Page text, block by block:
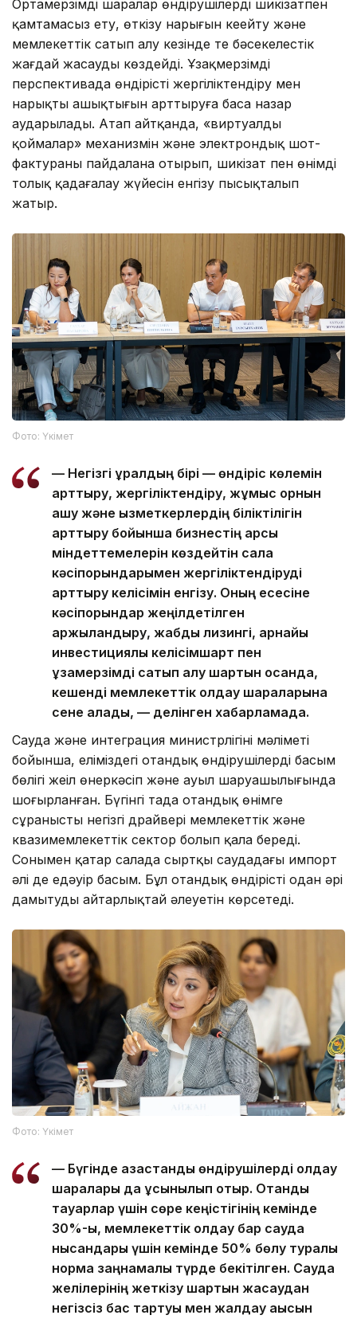
Ортамерзімді шаралар өндірушілерді шикізатпен
қамтамасыз ету, өткізу нарығын кеңейту және
мемлекеттік сатып алу кезінде тең бәсекелестік
жағдай жасауды көздейді. Ұзақмерзімді
перспективада өндірісті жергіліктендіру мен
нарықтың ашықтығын арттыруға баса назар
аударылады. Атап айтқанда, «виртуалды
қоймалар» механизмін және электрондық шот-
фактураны пайдалана отырып, шикізат пен өнімді
толық қадағалау жүйесін енгізу пысықталып
жатыр.
Фото: Үкімет
— Негізгі құралдың бірі — өндіріс көлемін
арттыру, жергіліктендіру, жұмыс орнын
ашу және қызметкерлердің біліктілігін
арттыру бойынша бизнестің қарсы
міндеттемелерін көздейтін сала
кәсіпорындарымен жергіліктендіруді
арттыру келісімін енгізу. Оның есесіне
кәсіпорындар жеңілдетілген
қаржыландыру, жабдық лизингі, арнайы
инвестициялық келісімшарт пен
ұзақмерзімді сатып алу шартын қосқанда,
кешенді мемлекеттік қолдау шараларына
сене алады, — делінген хабарламада.
Сауда және интеграция министрлігінің мәліметі
бойынша, еліміздегі отандық өндірушілердің басым
бөлігі жеңіл өнеркәсіп және ауыл шаруашылығында
шоғырланған. Бүгінгі таңда отандық өнімге
сұраныстың негізгі драйвері мемлекеттік және
квазимемлекеттік сектор болып қала береді.
Сонымен қатар салада сыртқы саудадағы импорт
әлі де едәуір басым. Бұл отандық өндірісті одан әрі
дамытудың айтарлықтай әлеуетін көрсетеді.
Фото: Үкімет
— Бүгінде қазақстандық өндірушілерді қолдау
шаралары да ұсынылып отыр. Отандық
тауарлар үшін сөре кеңістігінің кемінде
30%-ы, мемлекеттік қолдау бар сауда
нысандары үшін кемінде 50% бөлу туралы
норма заңнамалық түрде бекітілген. Сауда
желілерінің жеткізу шартын жасаудан
негізсіз бас тартуы мен жалдау ақысын